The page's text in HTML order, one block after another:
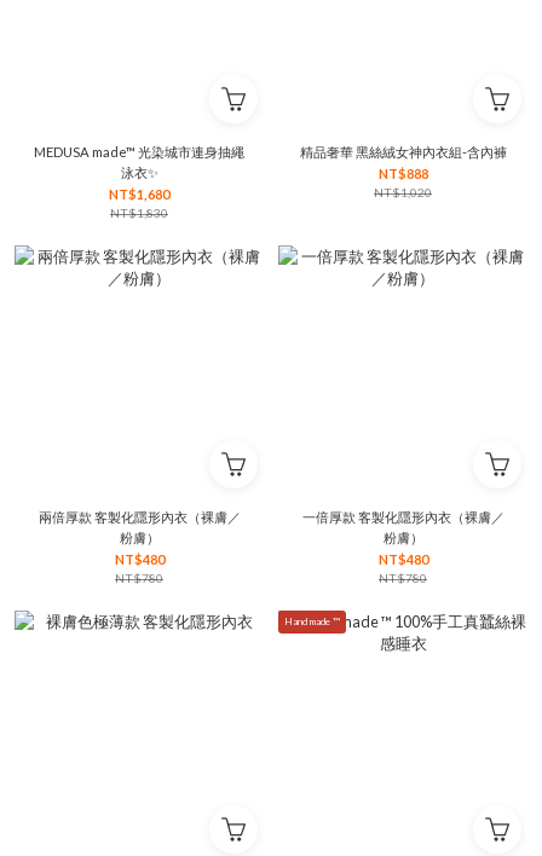
MEDUSA made™ 光染城市連身抽繩
泳衣✨
NT$1,680
NT$1,830
精品奢華 黑絲絨女神內衣組-含內褲
NT$888
NT$1,020
兩倍厚款 客製化隱形內衣（裸膚／
粉膚）
NT$480
NT$780
一倍厚款 客製化隱形內衣（裸膚／
粉膚）
NT$480
NT$780
Hand made ™